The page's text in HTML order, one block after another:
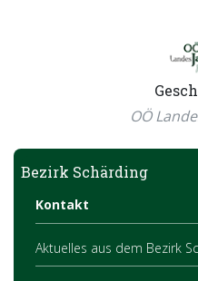
OÖ
Bezirk Schärding
Kontakt
Aktuelles aus dem Bezirk